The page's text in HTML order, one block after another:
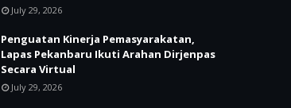
July 29, 2026
Penguatan Kinerja Pemasyarakatan,
Lapas Pekanbaru Ikuti Arahan Dirjenpas
Secara Virtual
July 29, 2026